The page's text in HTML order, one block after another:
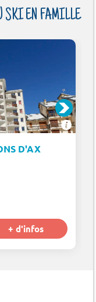
SKI EN FAMILLE
D'AX
+ d'infos